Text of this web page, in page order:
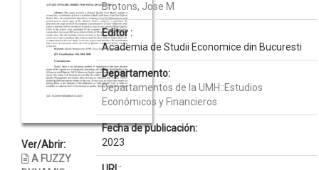
Ver/Abrir:
A FUZZY
Brotons, Jose M
Editor :
Academia de Studii Economice din Bucuresti
Departamento:
Departamentos de la UMH::Estudios
Económicos y Financieros
Fecha de publicación:
2023